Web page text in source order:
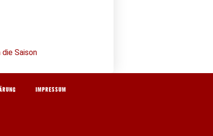
Saison
IMPRESSUM